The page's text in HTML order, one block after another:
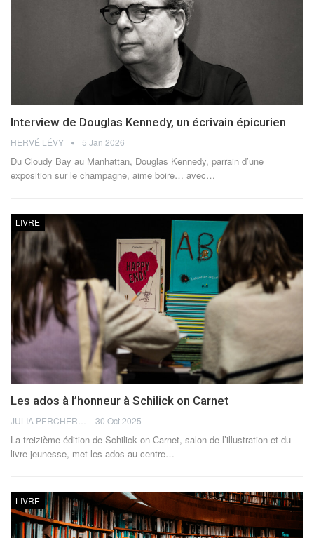
Interview de Douglas Kennedy, un écrivain épicurien
HERVÉ LÉVY 5 Jan 2026
Du Cloudy Bay au Manhattan, Douglas Kennedy, parrain d’une
exposition sur le champagne, aime boire… avec…
LIVRE
Les ados à l’honneur à Schilick on Carnet
30 Oct 2025
La treizième édition de Schilick on Carnet, salon de l’illustration et du
livre jeunesse, met les ados au centre…
LIVRE